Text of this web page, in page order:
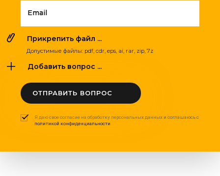
Email
Прикрепить файл ...
Допустимые файлы: pdf, cdr, eps, ai, rar, zip, 7z
Добавить вопрос ...
ОТПРАВИТЬ ВОПРОС
Я даю свое согласие на обработку персональных данных и соглашаюсь с
политикой конфиденциальности